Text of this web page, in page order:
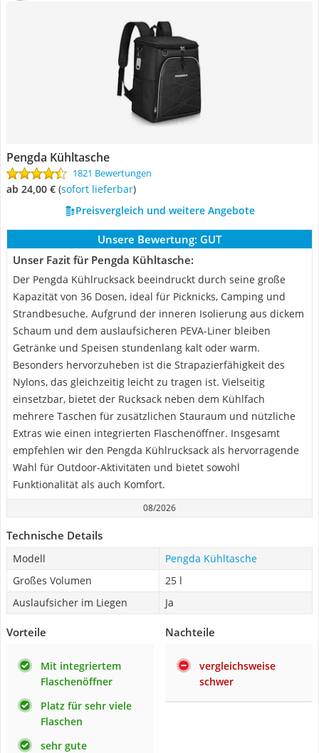
Pengda Kühltasche
1821 Bewertungen
ab 24,00 € ( Sofort lieferbar)
Preisvergleich und weitere Angebote
Unsere Bewertung: GUT
Unser Fazit für Pengda Kühltasche:
Der Pengda Kühlrucksack beeindruckt durch seine große
Kapazität von 36 Dosen, ideal für Picknicks, Camping und
Strandbesuche. Aufgrund der inneren Isolierung aus dickem
Schaum und dem auslaufsicheren PEVA-Liner bleiben
Getränke und Speisen stundenlang kalt oder warm.
Besonders hervorzuheben ist die Strapazierfähigkeit des
Nylons, das gleichzeitig leicht zu tragen ist. Vielseitig
einsetzbar, bietet der Rucksack neben dem Kühlfach
mehrere Taschen für zusätzlichen Stauraum und nützliche
Extras wie einen integrierten Flaschenöffner. Insgesamt
empfehlen wir den Pengda Kühlrucksack als hervorragende
Wahl für Outdoor-Aktivitäten und bietet sowohl
Funktionalität als auch Komfort.
08/2026
Technische Details
Modell
Pengda Kühltasche
Großes Volumen
25 l
Auslaufsicher im Liegen
Ja
Vorteile
Mit integriertem
Flaschenöffner
Platz für sehr viele
Flaschen
sehr gute
Nachteile
vergleichsweise
schwer